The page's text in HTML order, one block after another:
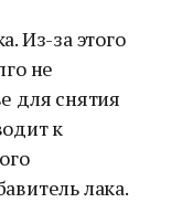
Из-за этого
не
для снятия
к
лака.